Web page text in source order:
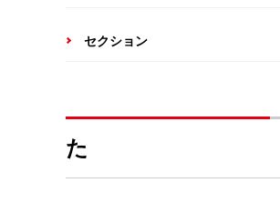
セクション
た